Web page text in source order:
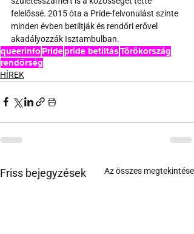
felelőssé. 2015 óta a Pride-felvonulást szinte
minden évben betiltják és rendőri erővel
akadályozzák Isztambulban.
queerinfo Pridepride betiltásTörökország
rendőrség
HÍREK
Friss bejegyzések Az összes megtekintése